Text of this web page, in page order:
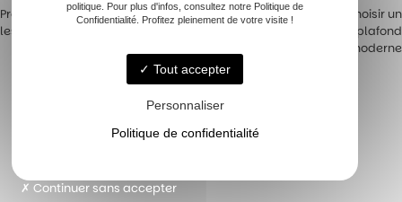
Navigation
Previous:
Installer un faux plafond :
les étapes à connaître
Next:Astuces pour choisir un
éclairage intégré plafond
moderne
Pose de plaque de plâtre
politique. Pour plus d'infos, consultez notre Politique de
Confidentialité. Profitez pleinement de votre visite !
Tout accepter
Personnaliser
Politique de confidentialité
Continuer sans accepter